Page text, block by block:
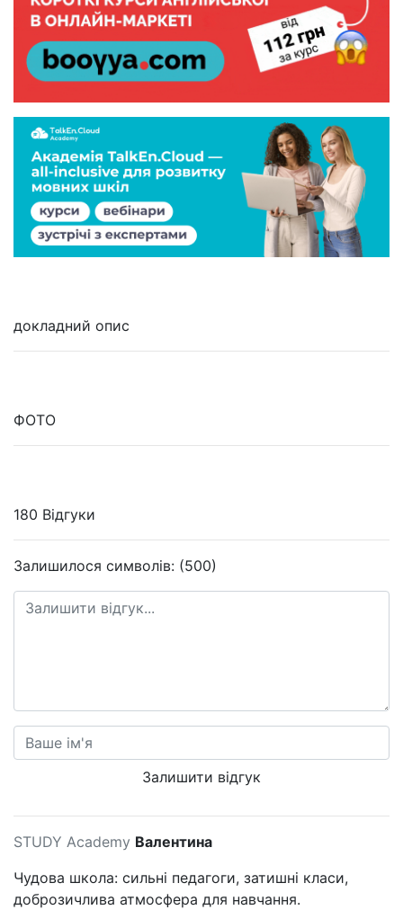
докладний опис
ФОТО
180 Відгуки
Залишилося символів: (500)
Залишити відгук
STUDY Academy Валентина
Чудова школа: сильні педагоги, затишні класи,
доброзичлива атмосфера для навчання.